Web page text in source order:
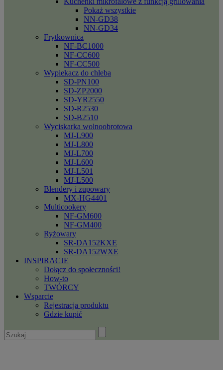
Pokaż wszystkie
NN-GD38
NN-GD34
Frytkownica
NF-BC1000
NF-CC600
NF-CC500
Wypiekacz do chleba
SD-PN100
SD-ZP2000
SD-YR2550
SD-R2530
SD-B2510
Wyciskarka wolnoobrotowa
MJ-L900
MJ-L800
MJ-L700
MJ-L600
MJ-L501
MJ-L500
Blendery i zupowary
MX-HG4401
Multicookery
NF-GM600
NF-GM400
Ryżowary
SR-DA152KXE
SR-DA152WXE
INSPIRACJE
Dołącz do społeczności!
How-to
TWÓRCY
Wsparcie
Rejestracja produktu
Gdzie kupić